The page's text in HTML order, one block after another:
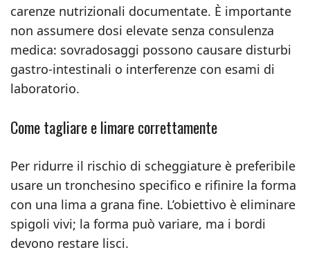
carenze nutrizionali documentate. È importante
non assumere dosi elevate senza consulenza
medica: sovradosaggi possono causare disturbi
gastro-intestinali o interferenze con esami di
laboratorio.
Come tagliare e limare correttamente
Per ridurre il rischio di scheggiature è preferibile
usare un tronchesino specifico e rifinire la forma
con una lima a grana fine. L’obiettivo è eliminare
spigoli vivi; la forma può variare, ma i bordi
devono restare lisci.